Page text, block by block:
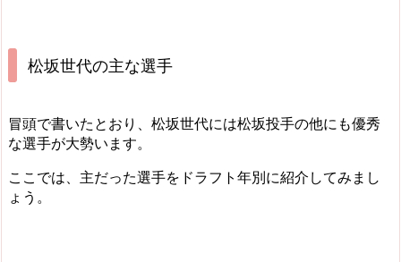
松坂世代の主な選手
冒頭で書いたとおり、松坂世代には松坂投手の他にも優秀
な選手が大勢います。
ここでは、主だった選手をドラフト年別に紹介してみまし
ょう。